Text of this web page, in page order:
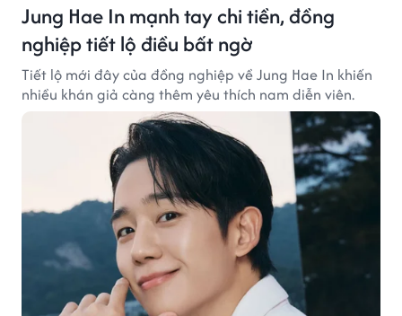
Jung Hae In mạnh tay chi tiền, đồng
nghiệp tiết lộ điều bất ngờ
Tiết lộ mới đây của đồng nghiệp về Jung Hae In khiến
nhiều khán giả càng thêm yêu thích nam diễn viên.